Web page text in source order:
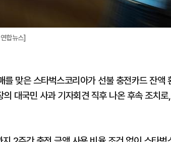
합뉴스]
맞은 스타벅스코리아가 선불 충전카드 잔액
대국민 사과 기자회견 직후 나온 후속 조치